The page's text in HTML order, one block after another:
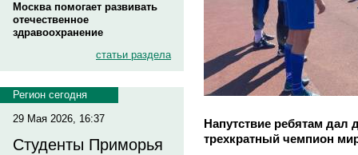
Москва помогает развивать
отечественное
здравоохранение
статьи раздела
Регион сегодня
29 Мая 2026, 16:37
Студенты Приморья
Напутствие ребятам дал
трехкратный чемпион